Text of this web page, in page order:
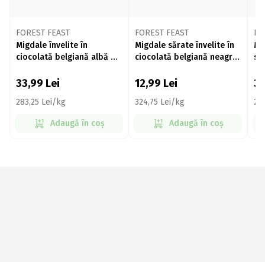
FOREST FEAST
Migdale învelite în
ciocolată belgiană albă &
33,99 Lei
283,25 Lei/kg
Adaugă în coș
FOREST FEAST
Migdale sărate învelite în
ciocolată belgiană neagră
12,99 Lei
324,75 Lei/kg
Adaugă în coș